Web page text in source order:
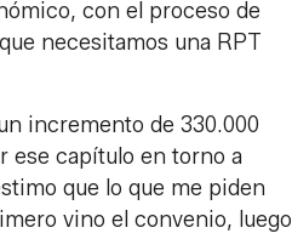
con el proceso de
necesitamos una RPT
incremento de 330.000
ese capítulo en torno a
que lo que me piden
vino el convenio, luego